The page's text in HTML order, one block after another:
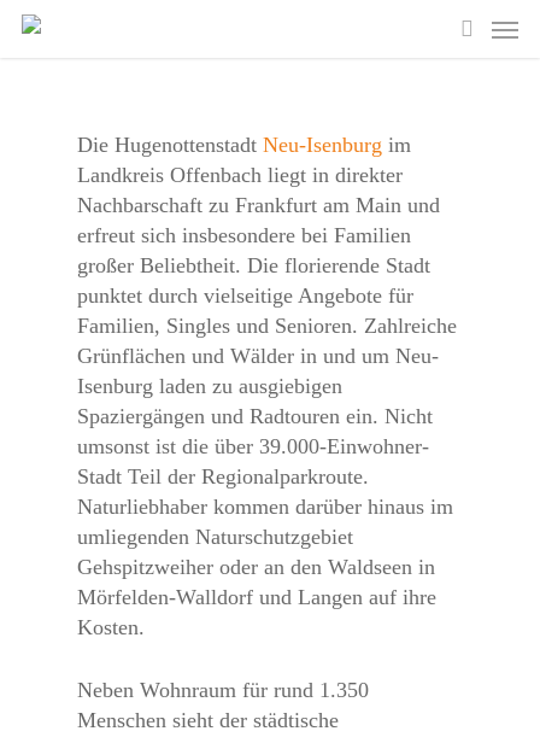
Skip
Menu
Die Hugenottenstadt Neu-Isenburg im
Landkreis Offenbach liegt in direkter
Nachbarschaft zu Frankfurt am Main und
erfreut sich insbesondere bei Familien
großer Beliebtheit. Die florierende Stadt
punktet durch vielseitige Angebote für
Familien, Singles und Senioren. Zahlreiche
Grünflächen und Wälder in und um Neu-
Isenburg laden zu ausgiebigen
Spaziergängen und Radtouren ein. Nicht
umsonst ist die über 39.000-Einwohner-
Stadt Teil der Regionalparkroute.
Naturliebhaber kommen darüber hinaus im
umliegenden Naturschutzgebiet
Gehspitzweiher oder an den Waldseen in
Mörfelden-Walldorf und Langen auf ihre
Kosten.
Neben Wohnraum für rund 1.350
Menschen sieht der städtische